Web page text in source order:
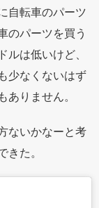
自転車のパーツ
のパーツを買う
は低いけど、
少なくないはず
りません。
ないかなーと考
た。